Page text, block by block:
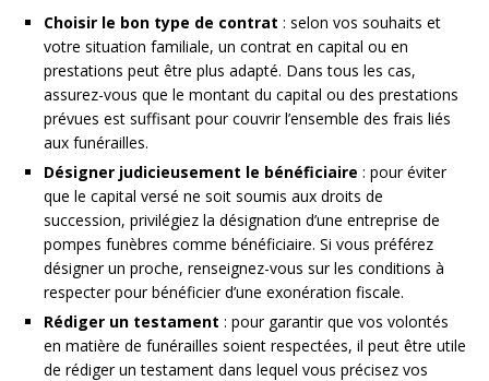
Choisir le bon type de contrat : selon vos souhaits et
votre situation familiale, un contrat en capital ou en
prestations peut être plus adapté. Dans tous les cas,
assurez-vous que le montant du capital ou des prestations
prévues est suffisant pour couvrir l’ensemble des frais liés
aux funérailles.
Désigner judicieusement le bénéficiaire : pour éviter
que le capital versé ne soit soumis aux droits de
succession, privilégiez la désignation d’une entreprise de
pompes funèbres comme bénéficiaire. Si vous préférez
désigner un proche, renseignez-vous sur les conditions à
respecter pour bénéficier d’une exonération fiscale.
Rédiger un testament : pour garantir que vos volontés
en matière de funérailles soient respectées, il peut être utile
de rédiger un testament dans lequel vous précisez vos